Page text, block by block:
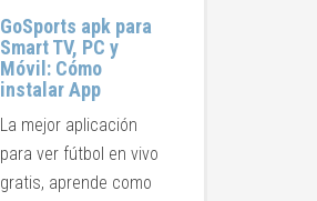
GoSports apk para
Smart TV, PC y
Móvil: Cómo
instalar App
La mejor aplicación
para ver fútbol en vivo
gratis, aprende como